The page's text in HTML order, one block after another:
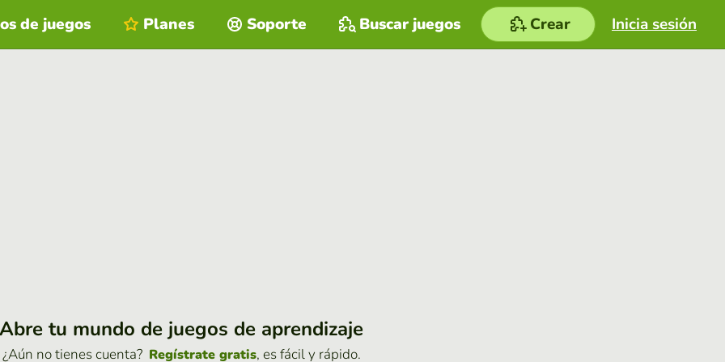
Inicia sesión
de juegos Planes Soporte Buscar juegos Crear
Abre tu mundo de juegos de aprendizaje
¿Aún no tienes cuenta? Regístrate gratis, es fácil y rápido.